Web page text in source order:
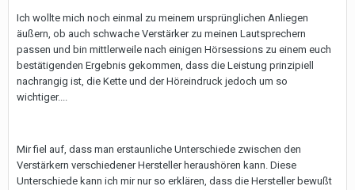
Ich wollte mich noch einmal zu meinem ursprünglichen Anliegen
äußern, ob auch schwache Verstärker zu meinen Lautsprechern
passen und bin mittlerweile nach einigen Hörsessions zu einem euch
bestätigenden Ergebnis gekommen, dass die Leistung prinzipiell
nachrangig ist, die Kette und der Höreindruck jedoch um so
wichtiger....
Mir fiel auf, dass man erstaunliche Unterschiede zwischen den
Verstärkern verschiedener Hersteller heraushören kann. Diese
Unterschiede kann ich mir nur so erklären, dass die Hersteller bewußt